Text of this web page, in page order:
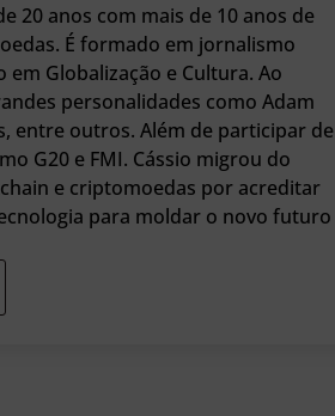
20 anos com mais de 10 anos de
É formado em jornalismo
em Globalização e Cultura. Ao
personalidades como Adam
entre outros. Além de participar de
G20 e FMI. Cássio migrou do
e criptomoedas por acreditar
para moldar o novo futuro